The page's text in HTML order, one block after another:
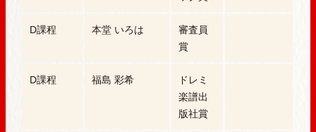
D課程 本堂 いろは
審査員
賞
D課程 福島 彩希
ドレミ
楽譜出
版社賞